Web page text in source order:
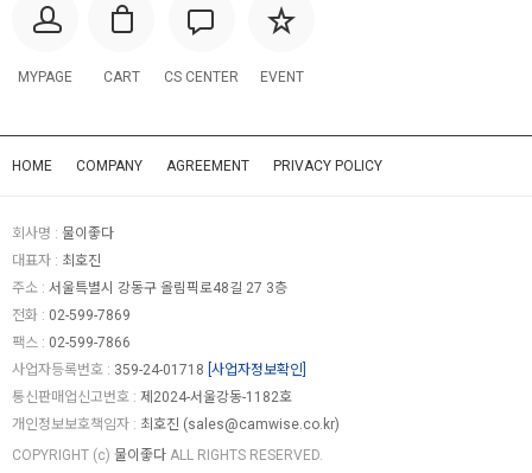
MYPAGE CART CS CENTER EVENT
HOME COMPANY AGREEMENT PRIVACY POLICY
회사명 : 물이좋다
대표자 : 최호진
주소 : 서울특별시 강동구 올림픽로48길 27 3층
전화 : 02-599-7869
팩스 : 02-599-7866
사업자등록번호 : 359-24-01718 [사업자정보확인]
통신판매업신고번호 : 제2024-서울강동-1182호
개인정보보호책임자 : 최호진 (sales@camwise.co.kr)
COPYRIGHT (c) 물이좋다 ALL RIGHTS RESERVED.